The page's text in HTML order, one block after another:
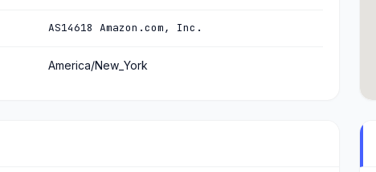
AS14618 Amazon.com, Inc.
America/New_York